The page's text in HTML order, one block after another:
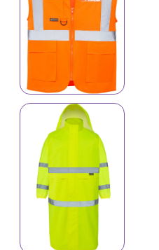
Reflektiv geyimlər
8144
Reflektiv geyimlər